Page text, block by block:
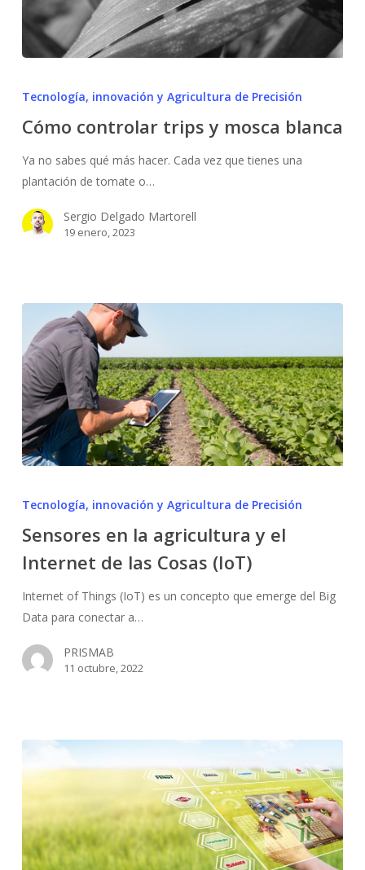
controlar
y
blanca
Tecnología, innovación y Agricultura de Precisión
Cómo controlar trips y mosca blanca
Ya no sabes qué más hacer. Cada vez que tienes una
plantación de tomate o…
Sergio Delgado Martorell
19 enero, 2023
agricultura
y
Internet
de
las
Cosas
Tecnología, innovación y Agricultura de Precisión
Sensores en la agricultura y el
Internet de las Cosas (IoT)
Internet of Things (IoT) es un concepto que emerge del Big
Data para conectar a…
PRISMAB
11 octubre, 2022